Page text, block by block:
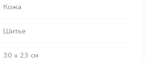
Кожа
Шитье
30 х 23 см